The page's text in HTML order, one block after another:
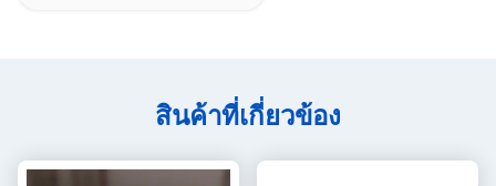
สินค้าที่เกี่ยวข้อง